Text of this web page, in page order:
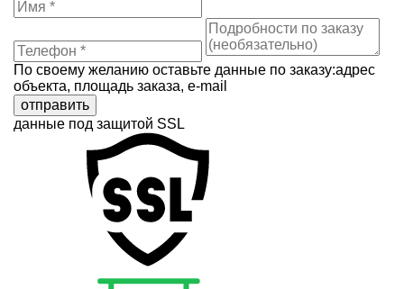
По своему желанию оставьте данные по заказу:адрес
объекта, площадь заказа, e-mail
отправить
данные под защитой SSL